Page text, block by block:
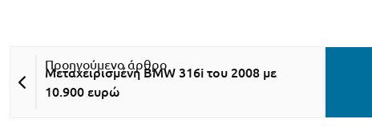
Μεταχειρισμένη BMW 316i του 2008 με
10.900 ευρώ